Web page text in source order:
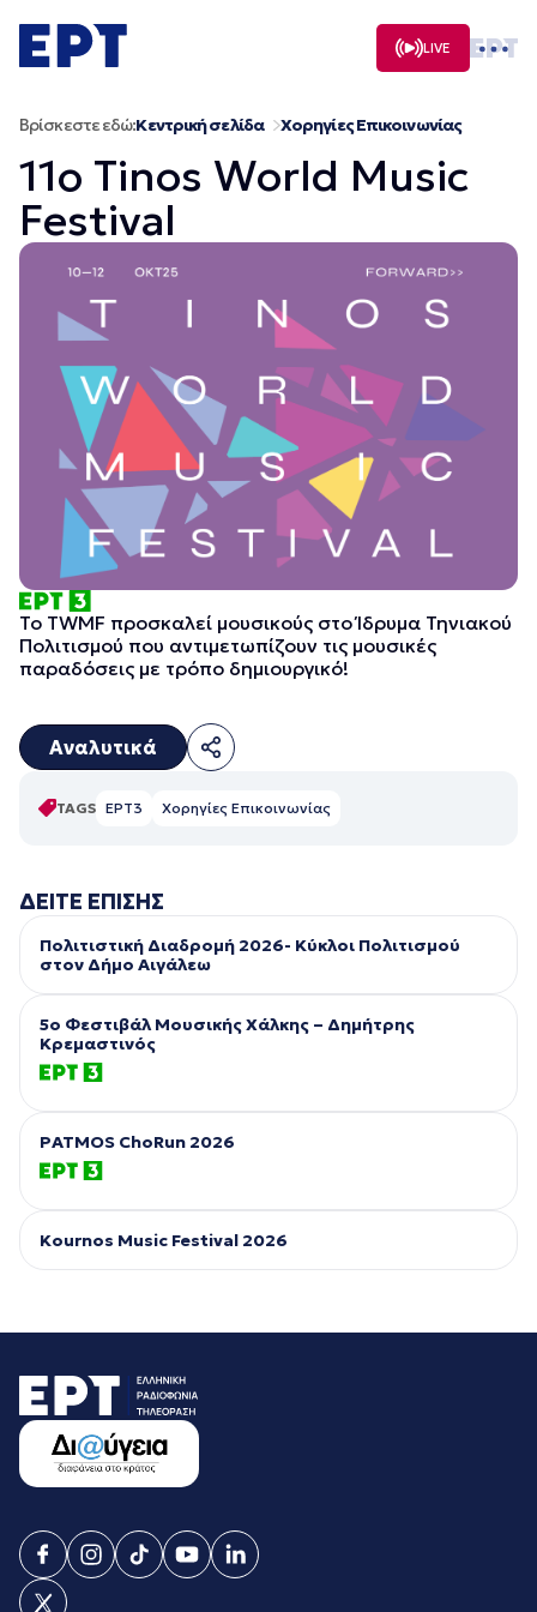
σε
περιεχόμενο
LIVE
Βρίσκεστε εδώ:Κεντρική σελίδα Χορηγίες Επικοινωνίας
11ο Tinos World Music
Festival
Το TWMF προσκαλεί μουσικούς στο Ίδρυμα Τηνιακού
Πολιτισμού που αντιμετωπίζουν τις μουσικές
παραδόσεις με τρόπο δημιουργικό!
Αναλυτικά
TAGS ΕΡΤ3 Χορηγίες Επικοινωνίας
ΔΕΙΤΕ ΕΠΙΣΗΣ
Πολιτιστική Διαδρομή 2026- Κύκλοι Πολιτισμού
στον Δήμο Αιγάλεω
5ο Φεστιβάλ Μουσικής Χάλκης – Δημήτρης
Κρεμαστινός
PATMOS ChoRun 2026
Kournos Music Festival 2026